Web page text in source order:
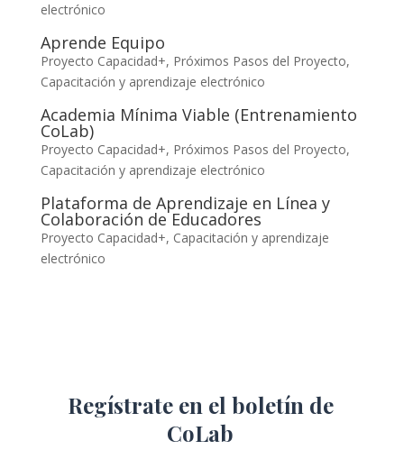
electrónico
Aprende Equipo
Proyecto Capacidad+, Próximos Pasos del Proyecto,
Capacitación y aprendizaje electrónico
Academia Mínima Viable (Entrenamiento
CoLab)
Proyecto Capacidad+, Próximos Pasos del Proyecto,
Capacitación y aprendizaje electrónico
Plataforma de Aprendizaje en Línea y
Colaboración de Educadores
Proyecto Capacidad+, Capacitación y aprendizaje
electrónico
Regístrate en el boletín de
CoLab